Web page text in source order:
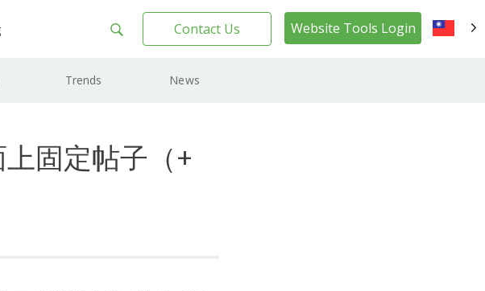
Contact Us Website Tools Login
Trends News
固定帖子（+